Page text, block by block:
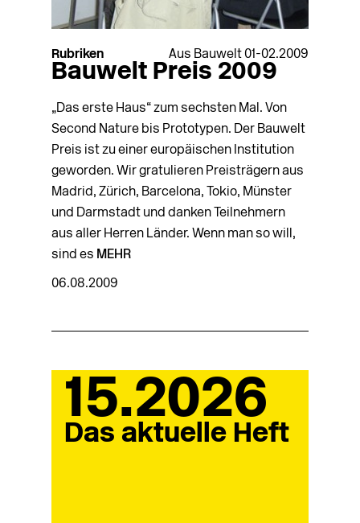
Rubriken Aus Bauwelt 01-02.2009
Bauwelt Preis 2009
„Das erste Haus“ zum sechsten Mal. Von
Second Nature bis Prototypen. Der Bauwelt
Preis ist zu einer europäischen Institution
geworden. Wir gratulieren Preisträgern aus
Madrid, Zürich, Barcelona, Tokio, Münster
und Darmstadt und danken Teilnehmern
aus aller Herren Länder. Wenn man so will,
sind es MEHR
06.08.2009
15.2026
Das aktuelle Heft